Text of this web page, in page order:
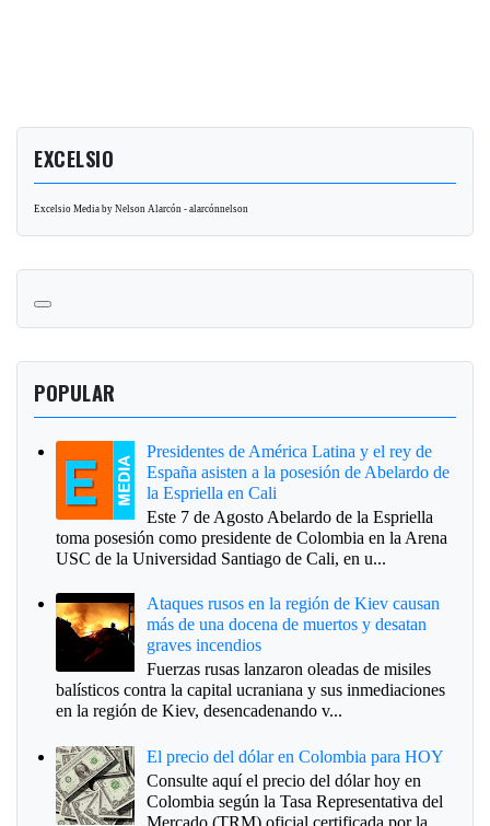
EXCELSIO
Excelsio Media by Nelson Alarcón - alarcónnelson
POPULAR
Presidentes de América Latina y el rey de
España asisten a la posesión de Abelardo de
la Espriella en Cali
Este 7 de Agosto Abelardo de la Espriella
toma posesión como presidente de Colombia en la Arena
USC de la Universidad Santiago de Cali, en u...
Ataques rusos en la región de Kiev causan
más de una docena de muertos y desatan
graves incendios
Fuerzas rusas lanzaron oleadas de misiles
balísticos contra la capital ucraniana y sus inmediaciones
en la región de Kiev, desencadenando v...
El precio del dólar en Colombia para HOY
Consulte aquí el precio del dólar hoy en
Colombia según la Tasa Representativa del
Mercado (TRM) oficial certificada por la